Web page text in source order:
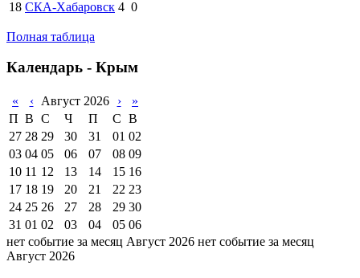
18 СКА-Хабаровск 4 0
Полная таблица
Календарь - Крым
« ‹ Август 2026 ›
»
П В С Ч П С В
27 28 29 30 31 01 02
03 04 05 06 07 08 09
10 11 12 13 14 15 16
17 18 19 20 21 22 23
24 25 26 27 28 29 30
31 01 02 03 04 05 06
нет событие за месяц Август 2026 нет событие за месяц
Август 2026